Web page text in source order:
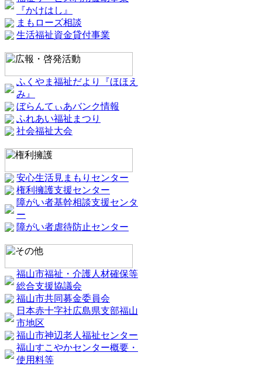
『かけはし』
まもローズ相談
生活福祉資金貸付事業
ふくやま福祉だより『ほほえ
み』
ぼらんてぃあバンク情報
ふれあい福祉まつり
社会福祉大会
安心生活見まもりセンター
権利擁護支援センター
障がい者基幹相談支援センタ
ー
障がい者虐待防止センター
福山市福祉・介護人材確保等
総合支援協議会
福山市共同募金委員会
日本赤十字社広島県支部福山
市地区
福山市神辺老人福祉センター
福山すこやかセンター概要・
使用料等